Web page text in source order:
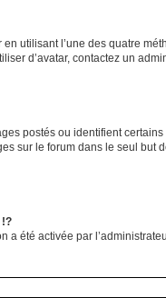
utilisant l’une des quatre
d’avatar, contactez un
postés ou identifient
sur le forum dans le seul
!?
été activée par